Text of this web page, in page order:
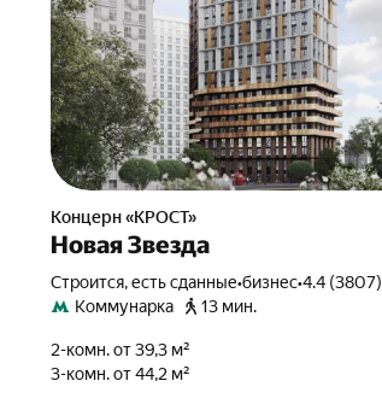
Концерн «КРОСТ»
Новая Звезда
Строится, есть сданные•бизнес•4.4 (3807)
Коммунарка
13 мин.
2-комн. от 39,3 м²
3-комн. от 44,2 м²